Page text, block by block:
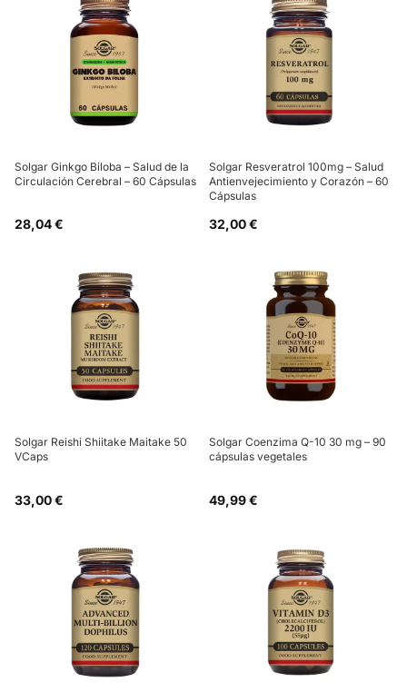
Solgar Ginkgo Biloba – Salud de la
Circulación Cerebral – 60 Cápsulas
28,04 €
Solgar Resveratrol 100mg – Salud
Antienvejecimiento y Corazón – 60
Cápsulas
32,00 €
Solgar Reishi Shiitake Maitake 50
VCaps
33,00 €
Solgar Coenzima Q-10 30 mg – 90
cápsulas vegetales
49,99 €